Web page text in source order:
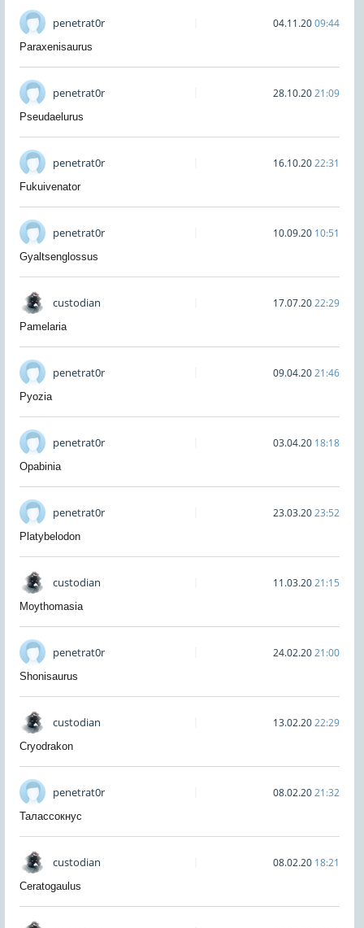
penetrat0r 04.11.2009:44
Paraxenisaurus
penetrat0r 28.10.2021:09
Pseudaelurus
penetrat0r 16.10.2022:31
Fukuivenator
penetrat0r 10.09.20 10:51
Gyaltsenglossus
custodian 17.07.2022:29
Pamelaria
penetrat0r 09.04.2021:46
Pyozia
penetrat0r 03.04.20 18:18
Opabinia
penetrat0r 23.03.2023:52
Platybelodon
custodian 11.03.2021:15
Moythomasia
penetrat0r 24.02.2021:00
Shonisaurus
custodian 13.02.2022:29
Cryodrakon
penetrat0r 08.02.2021:32
Талассокнус
custodian 08.02.20 18:21
Ceratogaulus